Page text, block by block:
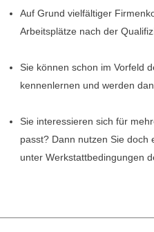
Auf Grund vielfältiger
Arbeitsplätze nach der
Sie können schon im Vorfeld
kennenlernen und werden
Sie interessieren sich für
passt? Dann nutzen Sie
unter Werkstattbedingungen